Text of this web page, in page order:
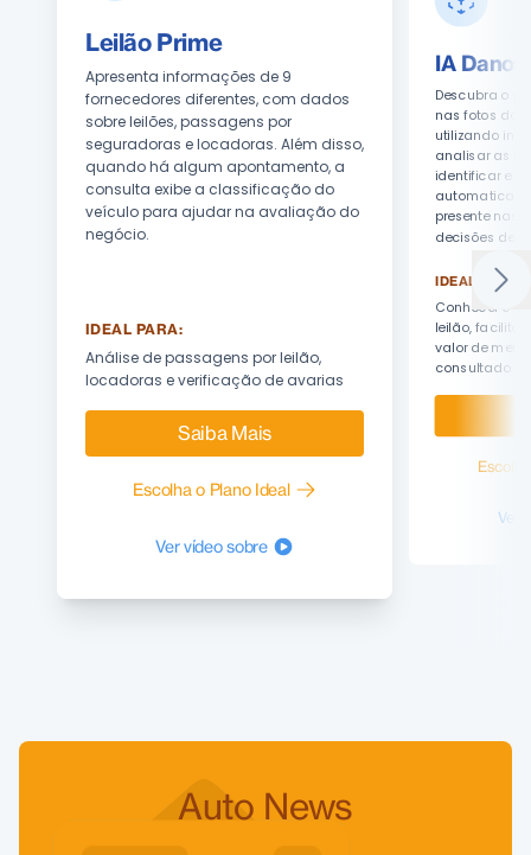
Leilão Prime
Apresenta informações de 9
fornecedores diferentes, com dados
sobre leilões, passagens por
seguradoras e locadoras. Além disso,
quando há algum apontamento, a
consulta exibe a classificação do
veículo para ajudar na avaliação do
negócio.
IDEAL PARA:
Análise de passagens por leilão,
locadoras e verificação de avarias
Saiba Mais
Escolha o Plano Ideal
Ver vídeo sobre
IA Danos
Descubra o
nas fotos dos
utilizando
analisar as
identificar e
presente nas
decisões de
IDEAL PARA:
Conhecer o
leilão,
valor de
consultado.
Ver
Auto News